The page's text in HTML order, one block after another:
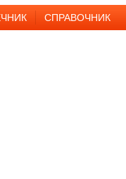
СПРАВОЧНИК